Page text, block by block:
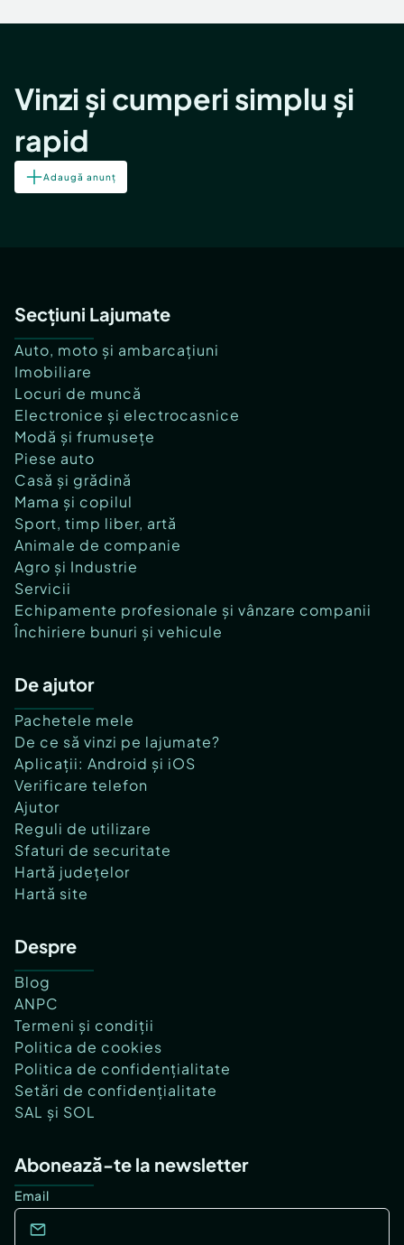
Vinzi și cumperi simplu și
rapid
Adaugă anunț
Secțiuni Lajumate
Auto, moto și ambarcațiuni
Imobiliare
Locuri de muncă
Electronice și electrocasnice
Modă și frumusețe
Piese auto
Casă și grădină
Mama și copilul
Sport, timp liber, artă
Animale de companie
Agro și Industrie
Servicii
Echipamente profesionale și vânzare companii
Închiriere bunuri și vehicule
De ajutor
Pachetele mele
De ce să vinzi pe lajumate?
Aplicații: Android și iOS
Verificare telefon
Ajutor
Reguli de utilizare
Sfaturi de securitate
Hartă județelor
Hartă site
Despre
Blog
ANPC
Termeni și condiții
Politica de cookies
Politica de confidențialitate
Setări de confidențialitate
SAL și SOL
Abonează-te la newsletter
Email